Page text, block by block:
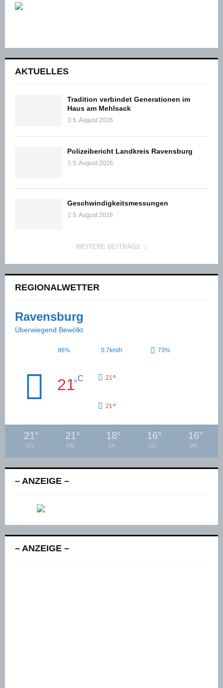
AKTUELLES
Tradition verbindet Generationen im
Haus am Mehlsack
5. August 2026
Polizeibericht Landkreis Ravensburg
5. August 2026
Geschwindigkeitsmessungen
5. August 2026
WEITERE BEITRÄGE
REGIONALWETTER
Ravensburg
Überwiegend Bewölkt
86% 0.7km/h 73%
21°C 21°
21°
21°
DO
21°
FR
18°
SA
16°
SO
16°
MO
– ANZEIGE –
– ANZEIGE –